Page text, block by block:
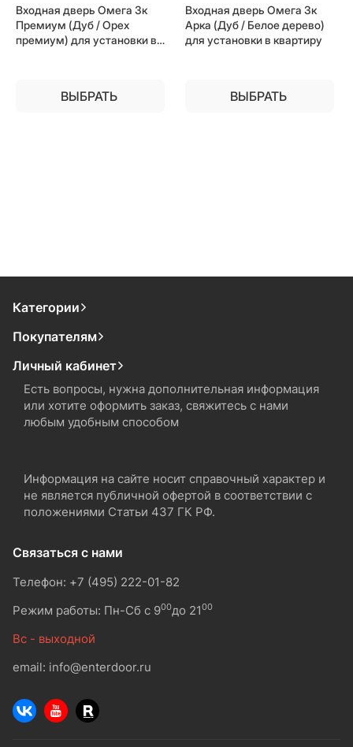
Входная дверь Омега 3к
Премиум (Дуб / Орех
премиум) для установки в
ВЫБРАТЬ
Входная дверь Омега 3к
Арка (Дуб / Белое дерево)
для установки в квартиру
ВЫБРАТЬ
Категории
Покупателям
Личный кабинет
Есть вопросы, нужна дополнительная информация
или хотите оформить заказ, свяжитесь с нами
любым удобным способом
Информация на сайте носит справочный характер и
не является публичной офертой в соответствии с
положениями Статьи 437 ГК РФ.
Связаться с нами
Телефон: +7 (495) 222-01-82
Режим работы: Пн-Сб с 900до 2100
Вс - выходной
email: info@enterdoor.ru